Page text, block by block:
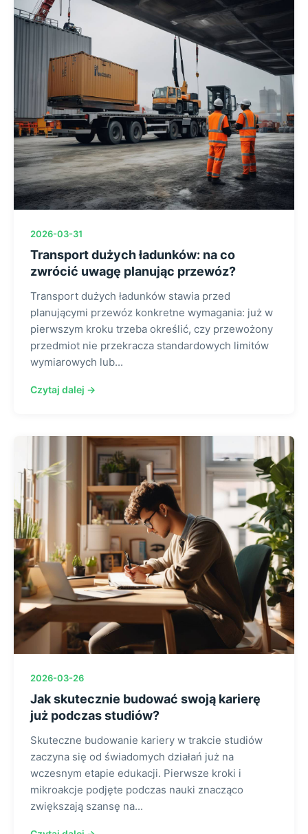
2026-03-31
Transport dużych ładunków: na co
zwrócić uwagę planując przewóz?
Transport dużych ładunków stawia przed
planującymi przewóz konkretne wymagania: już w
pierwszym kroku trzeba określić, czy przewożony
przedmiot nie przekracza standardowych limitów
wymiarowych lub...
Czytaj dalej →
2026-03-26
Jak skutecznie budować swoją karierę
już podczas studiów?
Skuteczne budowanie kariery w trakcie studiów
zaczyna się od świadomych działań już na
wczesnym etapie edukacji. Pierwsze kroki i
mikroakcje podjęte podczas nauki znacząco
zwiększają szansę na...